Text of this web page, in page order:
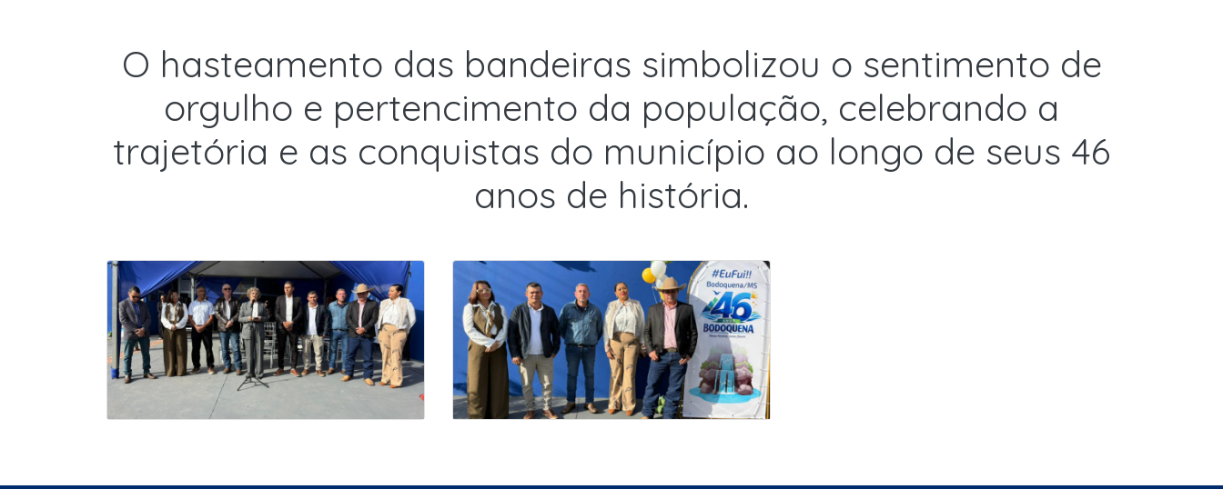
O hasteamento das bandeiras simbolizou o sentimento de
orgulho e pertencimento da população, celebrando a
trajetória e as conquistas do município ao longo de seus 46
anos de história.